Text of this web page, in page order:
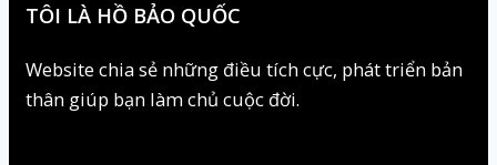
TÔI LÀ HỒ BẢO QUỐC
Website chia sẻ những điều tích cực, phát triển bản
thân giúp bạn làm chủ cuộc đời.